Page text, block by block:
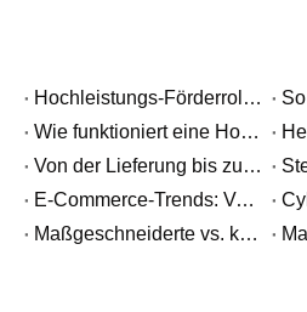
Hochleistungs-Förderrolle vs. Standard-Förderrolle: Was ist der Unterschied?
Wie funktioniert eine Hochleistungs-Palettenförderrolle?
Von der Lieferung bis zur Fertigstellung – ein Kunde aus Trinidad teilt großartige Neuigkeiten mit
E-Commerce-Trends: Versandtransparenz
Maßgeschneiderte vs. kundenspezifische Förderer: Den Unterschied verstehen